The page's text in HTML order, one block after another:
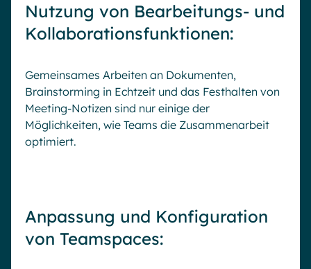
Nutzung von Bearbeitungs- und
Kollaborationsfunktionen:
Gemeinsames Arbeiten an Dokumenten,
Brainstorming in Echtzeit und das Festhalten von
Meeting-Notizen sind nur einige der
Möglichkeiten, wie Teams die Zusammenarbeit
optimiert.
Anpassung und Konfiguration
von Teamspaces: